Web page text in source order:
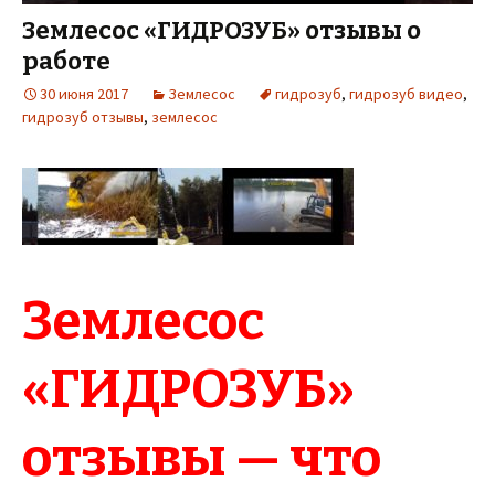
Землесос «ГИДРОЗУБ» отзывы о
работе
30 июня 2017 Землесос гидрозуб, гидрозуб видео,
гидрозуб отзывы, землесос
Землесос
«ГИДРОЗУБ»
отзывы — что